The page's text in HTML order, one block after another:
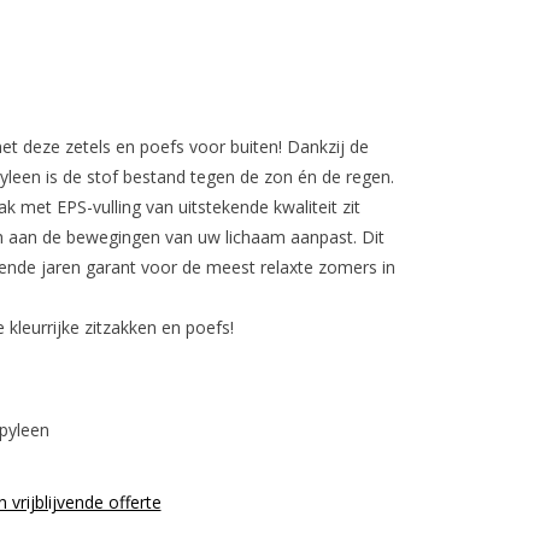
deze zetels en poefs voor buiten! Dankzij de
is de stof bestand tegen de zon én de regen.
met EPS-vulling van uitstekende kwaliteit zit
de bewegingen van uw lichaam aanpast. Dit
jaren garant voor de meest relaxte zomers in
zitzakken en poefs!
vrijblijvende offerte